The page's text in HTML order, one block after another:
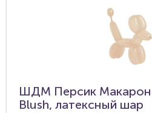
ШДМ Персик
Blush, латексный шар